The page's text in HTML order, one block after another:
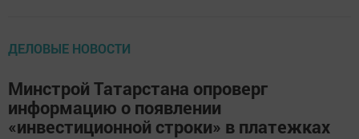
ДЕЛОВЫЕ НОВОСТИ
Минстрой Татарстана опроверг
информацию о появлении
«инвестиционной строки» в платежках